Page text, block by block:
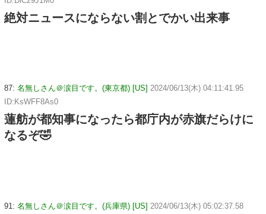
絶対ニュースにならない割とでかい出来事
87: 名無しさん＠涙目です。(東京都) [US] 2024/06/13(木) 04:11:41.95
ID:KsWFF8As0
蓮舫が都知事になったら都庁内が赤旗だらけに
なるぞ🤣
91: 名無しさん＠涙目です。(兵庫県) [US] 2024/06/13(木) 05:02:37.58